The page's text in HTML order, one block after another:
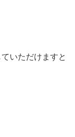
いただけますと